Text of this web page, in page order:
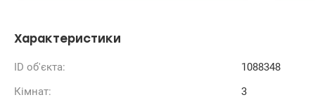
Ціна: 95000 у.о., Сергій Когут 0936596570
Характеристики
ID об'єкта:
1088348
Кімнат:
3